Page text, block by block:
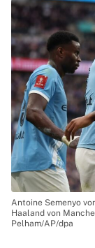
Antoine Semenyo
Haaland von
Pelham/AP/dpa